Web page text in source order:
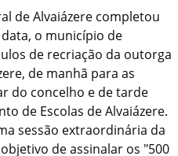
de Alvaiázere completou
o município de
de recriação da outorga
de manhã para as
do concelho e de tarde
de Escolas de Alvaiázere.
sessão extraordinária da
de assinalar os "500